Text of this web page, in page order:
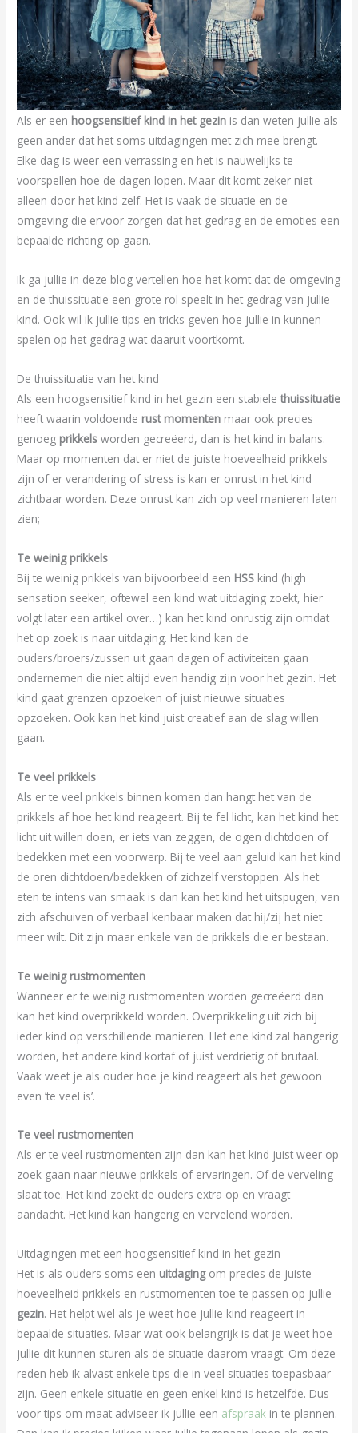
Als er een hoogsensitief kind in het gezin is dan weten jullie als
geen ander dat het soms uitdagingen met zich mee brengt.
Elke dag is weer een verrassing en het is nauwelijks te
voorspellen hoe de dagen lopen. Maar dit komt zeker niet
alleen door het kind zelf. Het is vaak de situatie en de
omgeving die ervoor zorgen dat het gedrag en de emoties een
bepaalde richting op gaan.
Ik ga jullie in deze blog vertellen hoe het komt dat de omgeving
en de thuissituatie een grote rol speelt in het gedrag van jullie
kind. Ook wil ik jullie tips en tricks geven hoe jullie in kunnen
spelen op het gedrag wat daaruit voortkomt.
De thuissituatie van het kind
Als een hoogsensitief kind in het gezin een stabielethuissituatie
heeft waarin voldoende rust momenten maar ook precies
genoeg prikkelsworden gecreëerd, dan is het kind in balans.
Maar op momenten dat er niet de juiste hoeveelheid prikkels
zijn of er verandering of stress is kan er onrust in het kind
zichtbaar worden. Deze onrust kan zich op veel manieren laten
zien;
Te weinig prikkels
Bij te weinig prikkels van bijvoorbeeld een HSS kind (high
sensation seeker, oftewel een kind wat uitdaging zoekt, hier
volgt later een artikel over…) kan het kind onrustig zijn omdat
het op zoek is naar uitdaging. Het kind kan de
ouders/broers/zussen uit gaan dagen of activiteiten gaan
ondernemen die niet altijd even handig zijn voor het gezin. Het
kind gaat grenzen opzoeken of juist nieuwe situaties
opzoeken. Ook kan het kind juist creatief aan de slag willen
gaan.
Te veel prikkels
Als er te veel prikkels binnen komen dan hangt het van de
prikkels af hoe het kind reageert. Bij te fel licht, kan het kind het
licht uit willen doen, er iets van zeggen, de ogen dichtdoen of
bedekken met een voorwerp. Bij te veel aan geluid kan het kind
de oren dichtdoen/bedekken of zichzelf verstoppen. Als het
eten te intens van smaak is dan kan het kind het uitspugen, van
zich afschuiven of verbaal kenbaar maken dat hij/zij het niet
meer wilt. Dit zijn maar enkele van de prikkels die er bestaan.
Te weinig rustmomenten
Wanneer er te weinig rustmomenten worden gecreëerd dan
kan het kind overprikkeld worden. Overprikkeling uit zich bij
ieder kind op verschillende manieren. Het ene kind zal hangerig
worden, het andere kind kortaf of juist verdrietig of brutaal.
Vaak weet je als ouder hoe je kind reageert als het gewoon
even ’te veel is’.
Te veel rustmomenten
Als er te veel rustmomenten zijn dan kan het kind juist weer op
zoek gaan naar nieuwe prikkels of ervaringen. Of de verveling
slaat toe. Het kind zoekt de ouders extra op en vraagt
aandacht. Het kind kan hangerig en vervelend worden.
Uitdagingen met een hoogsensitief kind in het gezin
Het is als ouders soms een uitdaging om precies de juiste
hoeveelheid prikkels en rustmomenten toe te passen op jullie
gezin. Het helpt wel als je weet hoe jullie kind reageert in
bepaalde situaties. Maar wat ook belangrijk is dat je weet hoe
jullie dit kunnen sturen als de situatie daarom vraagt. Om deze
reden heb ik alvast enkele tips die in veel situaties toepasbaar
zijn. Geen enkele situatie en geen enkel kind is hetzelfde. Dus
voor tips om maat adviseer ik jullie een afspraak in te plannen.